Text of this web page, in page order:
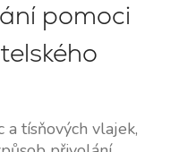
pomoci
tísňových vlajek,